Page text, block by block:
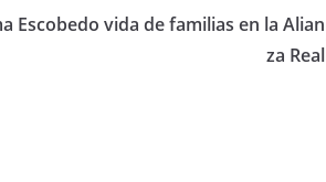
Escobedo vida de familias en la Alian
za Real